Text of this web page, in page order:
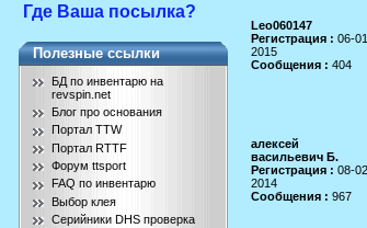
Где Ваша посылка?
Полезные ссылки
БД по инвентарю на
revspin.net
Блог про основания
Портал TTW
Портал RTTF
Форум ttsport
FAQ по инвентарю
Выбор клея
Серийники DHS проверка
Leo060147
Регистрация : 06-
2015
Сообщения : 404
алексей
васильевич Б.
Регистрация : 08-
2014
Сообщения : 967